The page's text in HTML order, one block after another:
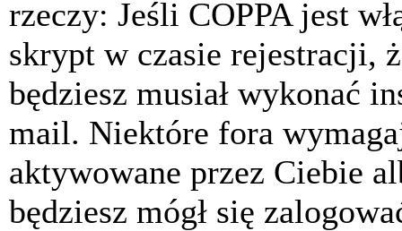
rzeczy: Jeśli COPPA jest
skrypt w czasie rejestracji,
będziesz musiał wykonać
mail. Niektóre fora
aktywowane przez Ciebie
będziesz mógł się